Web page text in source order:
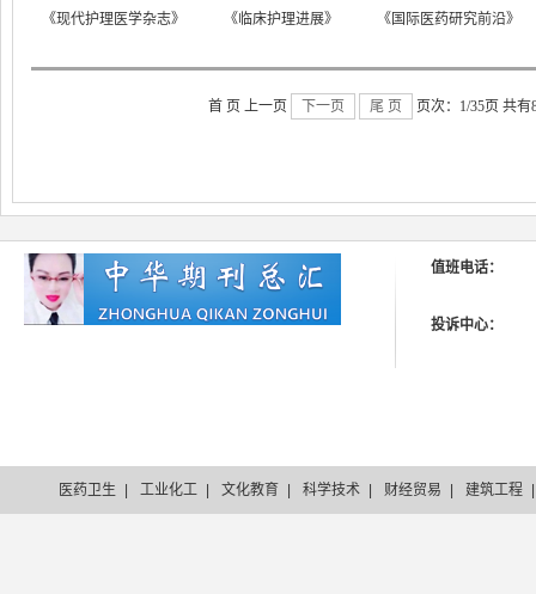
《现代护理医学杂志》 《临床护理进展》 《国际医药研究前沿》
首 页 上一页 下一页 尾 页 页次：1/35页 共有
值班电话：
投诉中心：
医药卫生 工业化工 文化教育 科学技术 财经贸易 建筑工程